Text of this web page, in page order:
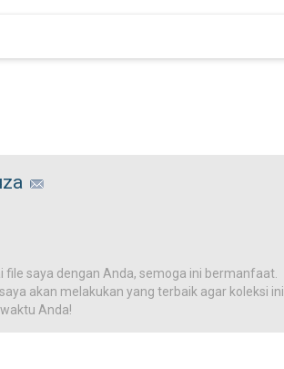
saya dengan Anda, semoga ini bermanfaat.
akan melakukan yang terbaik agar koleksi ini
Anda!